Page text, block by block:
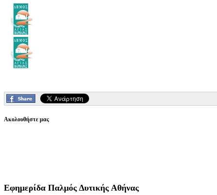
Ακολουθήστε μας
Εφημερίδα Παλμός Δυτικής Αθήνας